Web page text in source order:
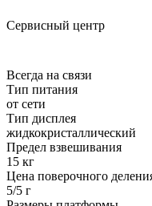
Сервисный центр
Всегда на связи
Тип питания
от сети
Тип дисплея
жидкокристаллический
Предел взвешивания
15 кг
Цена поверочного
5/5 г